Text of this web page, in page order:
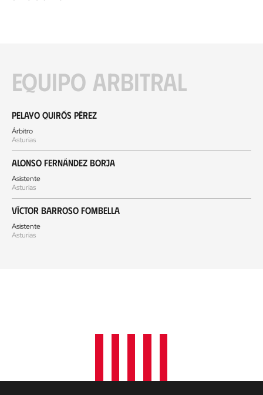
Equipo arbitral
Pelayo Quirós Pérez
Árbitro
Asturias
Alonso Fernández Borja
Asistente
Asturias
Víctor Barroso Fombella
Asistente
Asturias